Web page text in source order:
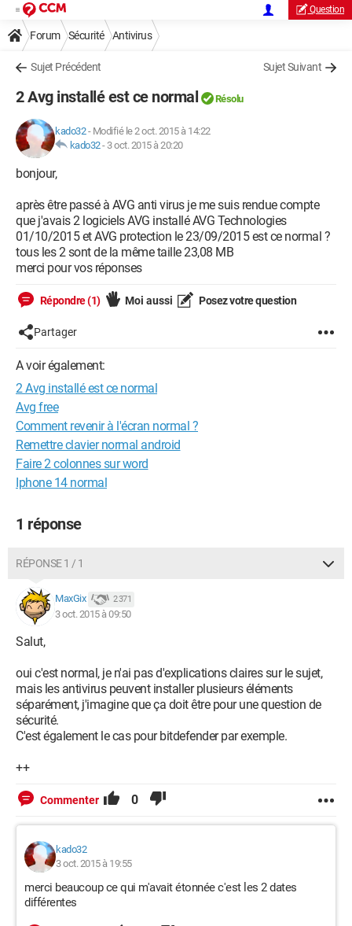
Question
Forum Sécurité Antivirus
Sujet Précédent Sujet Suivant
2 Avg installé est ce normal Résolu
kado32- Modifié le 2 oct. 2015 à 14:22
kado32- 3 oct. 2015 à 20:20
bonjour,
après être passé à AVG anti virus je me suis rendue compte
que j'avais 2 logiciels AVG installé AVG Technologies
01/10/2015 et AVG protection le 23/09/2015 est ce normal ?
tous les 2 sont de la même taille 23,08 MB
merci pour vos réponses
Répondre (1) Moi aussi Posez votre question
Partager
A voir également:
2 Avg installé est ce normal
Avg free
Comment revenir à l'écran normal ?
Remettre clavier normal android
Faire 2 colonnes sur word
Iphone 14 normal
1 réponse
RÉPONSE 1 / 1
MaxGix 2 371
3 oct. 2015 à 09:50
Salut,
oui c'est normal, je n'ai pas d'explications claires sur le sujet,
mais les antivirus peuvent installer plusieurs éléments
séparément, j'imagine que ça doit être pour une question de
sécurité.
C'est également le cas pour bitdefender par exemple.
++
Commenter 0
kado32
3 oct. 2015 à 19:55
merci beaucoup ce qui m'avait étonnée c'est les 2 dates
différentes